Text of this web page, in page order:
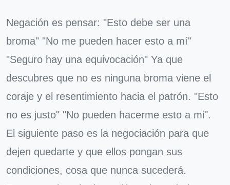
Negación es pensar: "Esto debe ser una
broma" "No me pueden hacer esto a mí"
"Seguro hay una equivocación" Ya que
descubres que no es ninguna broma viene el
coraje y el resentimiento hacia el patrón. "Esto
no es justo" "No pueden hacerme esto a mi".
El siguiente paso es la negociación para que
dejen quedarte y que ellos pongan sus
condiciones, cosa que nunca sucederá.